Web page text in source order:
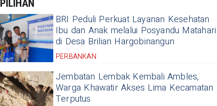
PILIHAN
BRI Peduli Perkuat Layanan Kesehatan
Ibu dan Anak melalui Posyandu Matahari
di Desa Brilian Hargobinangun
PERBANKAN
Jembatan Lembak Kembali Ambles,
Warga Khawatir Akses Lima Kecamatan
Terputus